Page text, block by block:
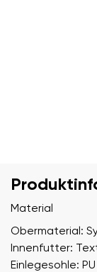
Material
Obermaterial:
Innenfutter:
Einlegesohle: